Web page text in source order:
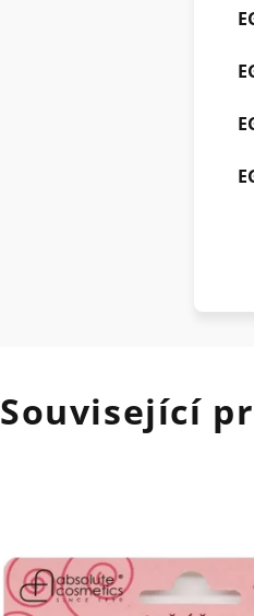
Související